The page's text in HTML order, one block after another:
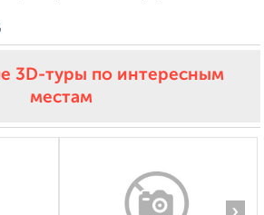
3D-туры по интересным
местам